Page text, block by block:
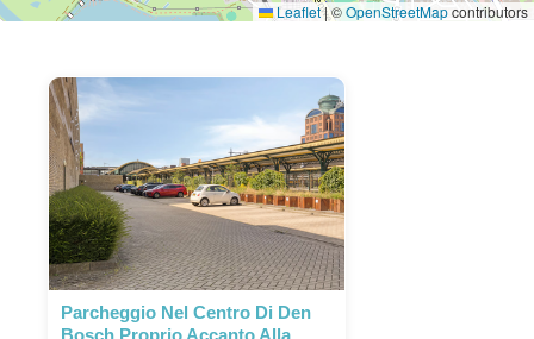
Leaflet|©OpenStreetMapcontributors
Parcheggio Nel Centro Di Den